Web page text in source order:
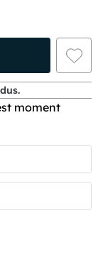
moment